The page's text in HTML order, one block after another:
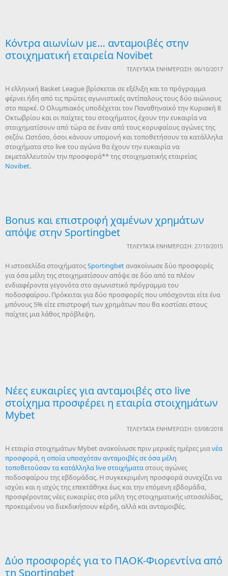
Κόντρα αιωνίων με… ανταμοιβές στην
στοιχηματική εταιρεία Novibet
ΤΕΛΕΥΤΑΊΑ ΕΝΗΜΈΡΩΣΗ: 06/10/2017
Η ελληνική Basket League βρίσκεται σε εξέλιξη και το πρόγραμμα
φέρνει ήδη από τις πρώτες αγωνιστικές αντίπαλους τους δύο αιώνιους
στο παρκέ. Ο Ολυμπιακός υποδέχεται τον Παναθηναϊκό την Κυριακή 8
Οκτωβρίου και οι παίχτες του στοιχήματος έχουν την ευκαιρία να
στοιχηματίσουν από τώρα σε έναν από τους κορυφαίους αγώνες της
σεζόν. Ωστόσο, όσοι κάνουν υπομονή και τοποθετήσουν τα κατάλληλα
στοιχήματα στο live του αγώνα θα έχουν την ευκαιρία να
εκμεταλλευτούν την προσφορά** της στοιχηματικής εταιρείας
Novibet.
Bonus και επιστροφή χαμένων χρημάτων
απόψε στην Sportingbet
ΤΕΛΕΥΤΑΊΑ ΕΝΗΜΈΡΩΣΗ: 27/10/2015
Η ιστοσελίδα στοιχήματοςSportingbetανακοίνωσε δύο προσφορές
για όσα μέλη της στοιχηματίσουν απόψε σε δύο από τα πλέον
ενδιαφέροντα γεγονότα στο αγωνιστικό πρόγραμμα του
ποδοσφαίρου. Πρόκειται για δύο προσφορές που υπόσχονται είτε ένα
μπόνους 5% είτε επιστροφή των χρημάτων που θα κοστίσει στους
παίχτες μια λάθος πρόβλεψη.
Νέες ευκαιρίες για ανταμοιβές στο live
στοίχημα προσφέρει η εταιρία στοιχημάτων
Mybet
ΤΕΛΕΥΤΑΊΑ ΕΝΗΜΈΡΩΣΗ: 03/08/2018
Η εταιρία στοιχημάτων Mybet ανακοίνωσε πριν μερικές ημέρες μιανέα
προσφορά, η οποία υποσχόταν ανταμοιβές σε όσα μέλη
τοποθετούσαν τα κατάλληλα live στοιχήματαστους αγώνες
ποδοσφαίρου της εβδομάδας. Η συγκεκριμένη προσφορά συνεχίζει να
ισχύει και η ισχύς της επεκτάθηκε έως και την επόμενη εβδομάδα,
προσφέροντας νέες ευκαιρίες στα μέλη της στοιχηματικής ιστοσελίδας,
προκειμένου να διεκδικήσουν κέρδη, αλλά και ανταμοιβές.
Δύο προσφορές για το ΠΑΟΚ-Φιορεντίνα από
τη Sportingbet